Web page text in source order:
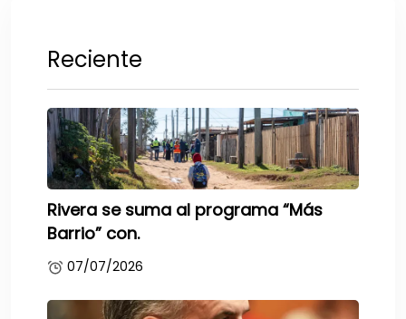
Reciente
Rivera se suma al programa “Más
Barrio” con.
07/07/2026